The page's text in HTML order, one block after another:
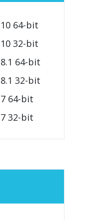
64-bit
32-bit
64-bit
32-bit
64-bit
32-bit